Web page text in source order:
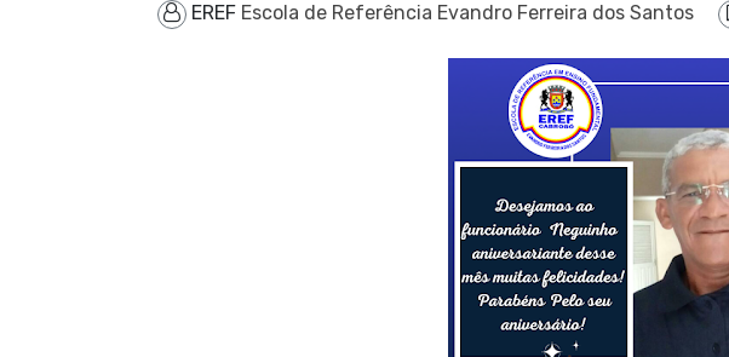
EREF Escola de Referência Evandro Ferreira dos Santos